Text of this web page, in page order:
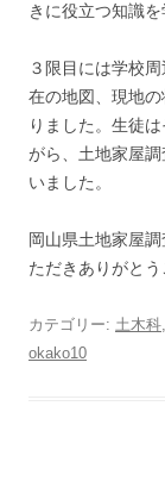
きに役立つ知識を
３限目には学校
在の地図、現地
りました。生徒
がら、土地家屋
いました。
岡山県土地家屋
ただきありがとう
カテゴリー: 土木科,
okako10